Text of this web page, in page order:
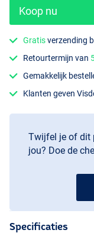
Koop nu
Gratisverzending
Retourtermijn van
Gemakkelijk
Klanten geven
Twijfel je of dit
jou? Doe de
Specificaties